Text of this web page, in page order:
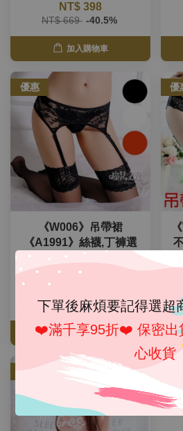
下單後麻煩要記得選超
❤️滿千享95折❤️ 保密出
心收貨
NT$ 398
NT$ 669 -40.5%
加入購物車
優惠
《W006》吊帶裙
《A1991》絲襪,丁褲選
購 全館現貨24小時台灣
出貨魔法戀人
NT$ 168 -41.1%
加入購物車
優